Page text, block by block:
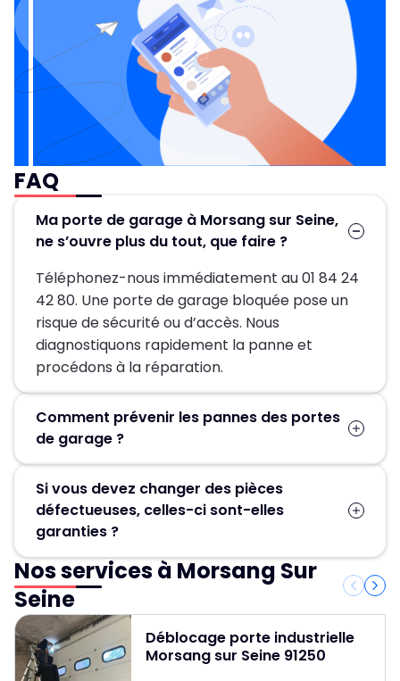
FAQ
Ma porte de garage à Morsang sur Seine,
ne s’ouvre plus du tout, que faire ?
Téléphonez-nous immédiatement au 01 84 24
42 80. Une porte de garage bloquée pose un
risque de sécurité ou d’accès. Nous
diagnostiquons rapidement la panne et
procédons à la réparation.
Comment prévenir les pannes des portes
de garage ?
pannes de votre porte de garage. Il vous suffit
de nettoyer les différentes parties du portail
avec un chiffon imbibé d’eau savonneuse, puis
de bien les sécher. Évitez toutefois les
nettoyeurs haute pression, qui pourraient
endommager votre équipement.
Si vous devez changer des pièces
défectueuses, celles-ci sont-elles
garanties ?
Oui, toutes nos pièces de rechange sont
couvertes par une garantie constructeur. Lors
de nos interventions, 80 % des pièces les plus
courantes sont déjà disponibles dans notre
camion, ce qui nous permet d’assurer un
Nos services à Morsang Sur
Seine
Déblocage porte industrielle
Morsang sur Seine 91250